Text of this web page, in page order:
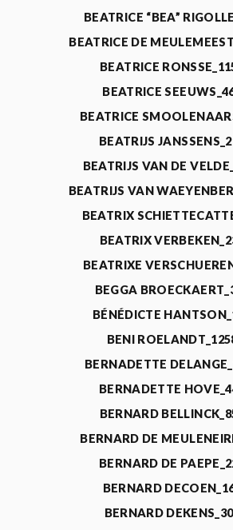
BEATRICE “BEA”
BEATRICE DE
BEATRICE
BEATRICE
BEATRICE
BEATRIJS
BEATRIJS VAN DE
BEATRIJS VAN
BEATRIX
BEATRIX
BEATRIXE
BEGGA
BÉNÉDICTE
BENI
BERNADETTE
BERNADETTE
BERNARD
BERNARD DE
BERNARD DE
BERNARD
BERNARD